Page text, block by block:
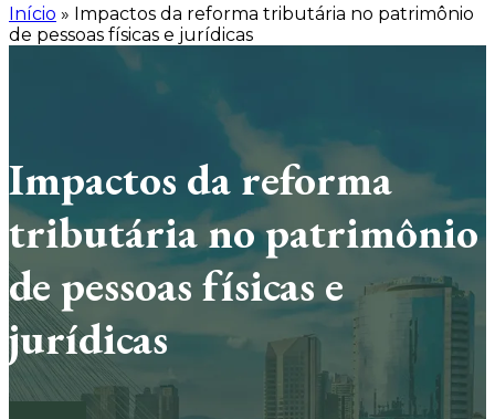
Início » Impactos da reforma tributária no patrimônio
de pessoas físicas e jurídicas
Impactos da reforma
tributária no patrimônio
de pessoas físicas e
jurídicas